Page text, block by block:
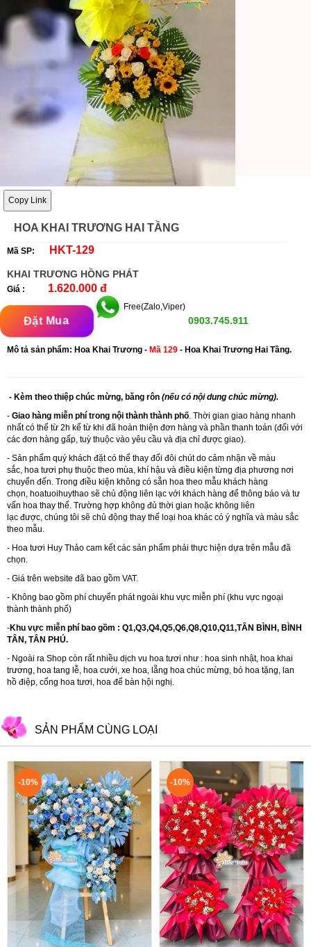
Copy Link
HOA KHAI TRƯƠNG HAI TẦNG
Mã SP: HKT-129
KHAI TRƯƠNG HỒNG PHÁT
Giá : 1.620.000 đ
Đặt Mua
Free(Zalo,Viper)
0903.745.911
Mô tả sản phẩm: Hoa Khai Trương - Mã 129 - Hoa Khai Trương Hai Tầng.
- Kèm theo thiệp chúc mừng, băng rôn (nếu có nội dung chúc mừng).
- Giao hàng miễn phí trong nội thành thành phố. Thời gian giao hàng nhanh
nhất có thể từ 2h kể từ khi đã hoàn thiện đơn hàng và phần thanh toán (đối với
các đơn hàng gấp, tuỳ thuộc vào yêu cầu và địa chỉ được giao).
- Sản phẩm quý khách đặt có thể thay đổi đôi chút do cảm nhận về màu
sắc, hoa tươi phụ thuộc theo mùa, khí hậu và điều kiện từng địa phương nơi
chuyển đến. Trong điều kiện không có sẵn hoa theo mẫu khách hàng
chọn, hoatuoihuythao sẽ chủ động liên lạc với khách hàng để thông báo và tư
vấn hoa thay thế. Trường hợp không đủ thời gian hoặc không liên
lạc được, chúng tôi sẽ chủ động thay thế loại hoa khác có ý nghĩa và màu sắc
theo mẫu.
- Hoa tươi Huy Thảo cam kết các sản phẩm phải thực hiện dựa trên mẫu đã
chọn.
- Giá trên website đã bao gồm VAT.
- Không bao gồm phí chuyển phát ngoài khu vực miễn phí (khu vực ngoại
thành thành phố)
-Khu vực miễn phí bao gồm : Q1,Q3,Q4,Q5,Q6,Q8,Q10,Q11,TÂN BÌNH, BÌNH
TÂN, TÂN PHÚ.
- Ngoài ra Shop còn rất nhiều dịch vu hoa tươi như : hoa sinh nhật, hoa khai
trương, hoa tang lễ, hoa cưới, xe hoa, lẵng hoa chúc mừng, bó hoa tặng, lan
hồ điệp, cổng hoa tươi, hoa để bàn hội nghị.
SẢN PHẨM CÙNG LOẠI
-10% -10%